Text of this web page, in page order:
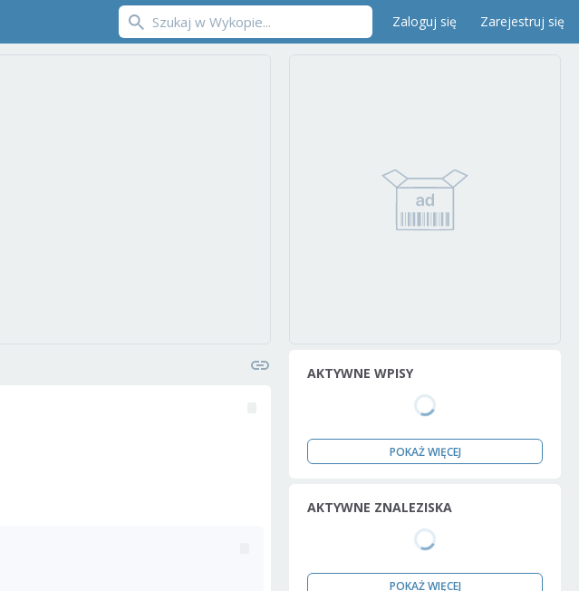
Zaloguj się Zarejestruj się
AKTYWNE WPISY
POKAŻ WIĘCEJ
AKTYWNE ZNALEZISKA
POKAŻ WIĘCEJ